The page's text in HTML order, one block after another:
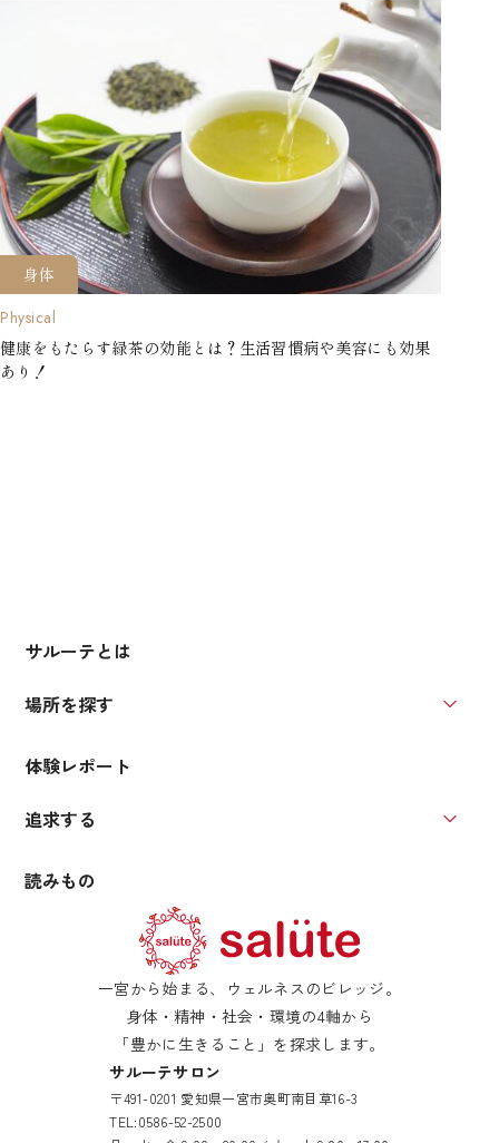
身体
Physical
健康をもたらす緑茶の効能とは？生活習慣病や美容にも効果
あり！
一宮から始まる、ウェルネスのビレッジ。
身体・精神・社会・環境の4軸から
「豊かに生きること」を探求します。
サルーテサロン
〒491-0201 愛知県一宮市奥町南目草16-3
TEL:0586-52-2500
サルーテとは
場所を探す
体験レポート
追求する
読みもの